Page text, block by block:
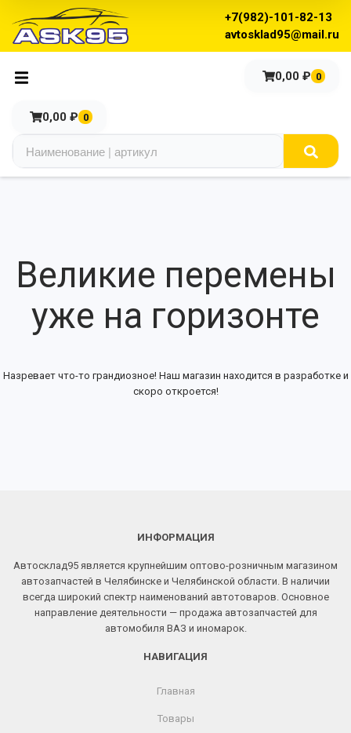
+7(982)-101-82-13
avtosklad95@mail.ru
0,00 ₽ 0
0,00 ₽ 0
Великие перемены
уже на горизонте
Назревает что-то грандиозное! Наш магазин находится в разработке и
скоро откроется!
ИНФОРМАЦИЯ
Автосклад95 является крупнейшим оптово-розничным магазином
автозапчастей в Челябинске и Челябинской области. В наличии
всегда широкий спектр наименований автотоваров. Основное
направление деятельности — продажа автозапчастей для
автомобиля ВАЗ и иномарок.
НАВИГАЦИЯ
Главная
Товары